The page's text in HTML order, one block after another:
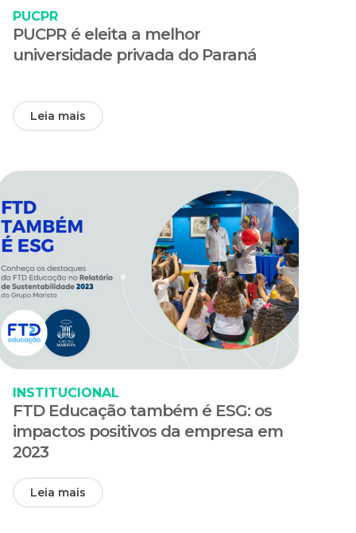
PUCPR
PUCPR é eleita a melhor
universidade privada do Paraná
Leia mais
INSTITUCIONAL
FTD Educação também é ESG: os
impactos positivos da empresa em
2023
Leia mais